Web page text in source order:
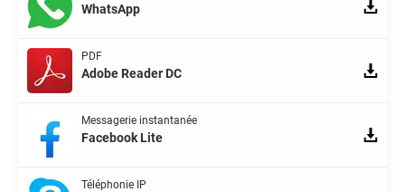
WhatsApp
PDF
Adobe Reader DC
Messagerie instantanée
Facebook Lite
Téléphonie IP